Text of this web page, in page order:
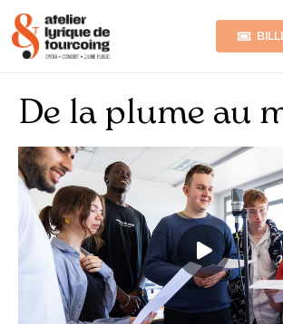
De la plume au